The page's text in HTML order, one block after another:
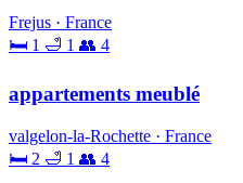
Frejus · France
🛏 1 🛁 1 👥 4
appartements meublé
valgelon-la-Rochette · France
🛏 2 🛁 1 👥 4